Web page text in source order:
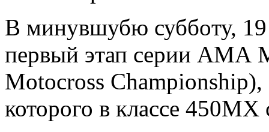
В минувшубю суббoту,
первый этап серии АМА
Motocross
которого в классе 450МХ